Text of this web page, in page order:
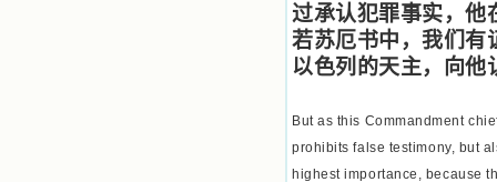
过承认犯罪事实，他
若苏厄书中，我们有
以色列的天主，向他
But as this Commandment
prohibits false testimony, but
highest importance, because